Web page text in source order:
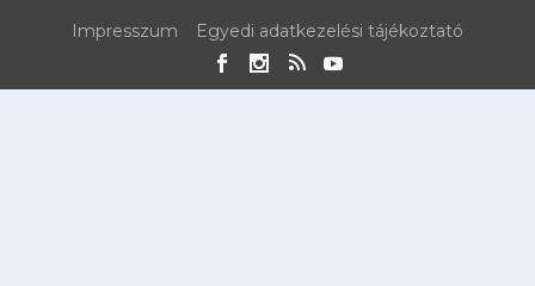
Impresszum Egyedi adatkezelési tájékoztató